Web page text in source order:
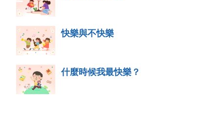
快樂與不快樂
什麼時候我最快樂？